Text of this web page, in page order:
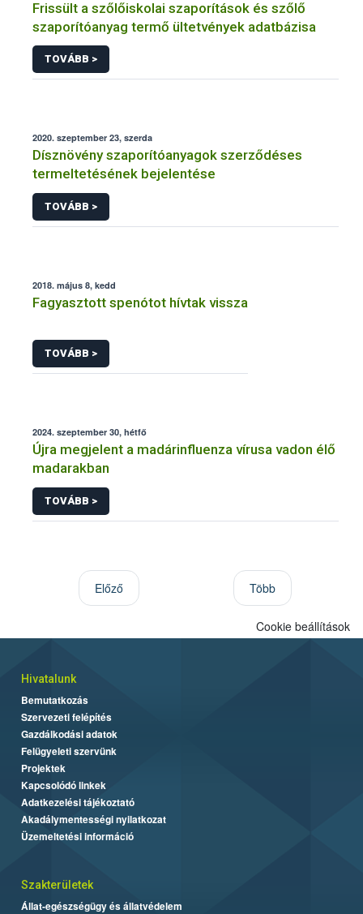
Frissült a szőlőiskolai szaporítások és szőlő
szaporítóanyag termő ültetvények adatbázisa
TOVÁBB >
2020. szeptember 23, szerda
Dísznövény szaporítóanyagok szerződéses
termeltetésének bejelentése
TOVÁBB >
2018. május 8, kedd
Fagyasztott spenótot hívtak vissza
TOVÁBB >
2024. szeptember 30, hétfő
Újra megjelent a madárinfluenza vírusa vadon élő
madarakban
TOVÁBB >
Előző Több
Cookie beállítások
Hivatalunk
Bemutatkozás
Szervezeti felépítés
Gazdálkodási adatok
Felügyeleti szervünk
Projektek
Kapcsolódó linkek
Adatkezelési tájékoztató
Akadálymentességi nyilatkozat
Üzemeltetési információ
Szakterületek
Állat-egészségügy és állatvédelem